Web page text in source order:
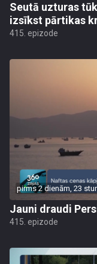
Seutā uzturas
izsīkst pārtikas
415. epizode
pirms 2 dienām, 23
Jauni draudi
415. epizode